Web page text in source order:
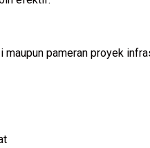
pameran proyek